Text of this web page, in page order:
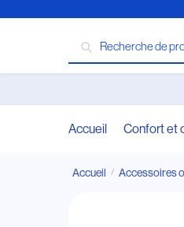
Recherche
Accueil Confort et
Accueil / Accessoires